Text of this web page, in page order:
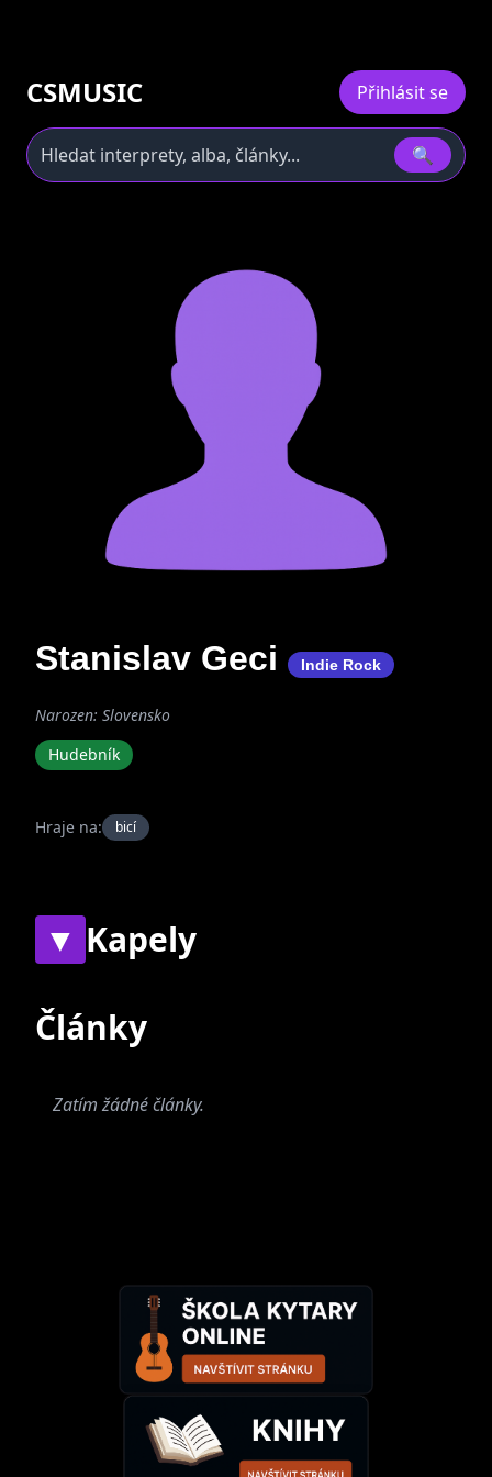
CSMUSIC Přihlásit se
🔍
Stanislav Geci Indie Rock
Narozen: Slovensko
Hudebník
Hraje na: bicí
▼ Kapely
Současné
Články
Zatím žádné články.